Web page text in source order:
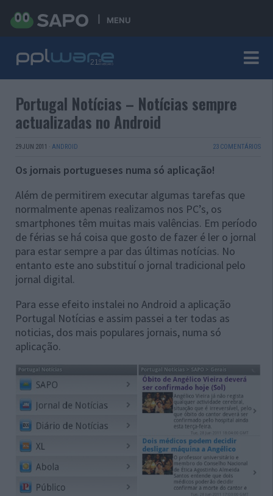
MENU
Portugal Notícias – Notícias sempre
actualizadas no Android
29 JUN 2011 · ANDROID 23 COMENTÁRIOS
Os jornais portugueses numa só aplicação!
Além de permitirem executar algumas tarefas que
normalmente apenas realizamos nos PC’s, os
smartphones têm muitas mais valências. Em período
de férias se há coisa que gosto de fazer é ler o jornal
para estar sempre a par das últimas notícias. No
entanto este ano substituí o jornal tradicional pelo
jornal digital.
Para esse efeito instalei no Android a aplicação
Portugal Notícias e assim passei a ter todas as
noticias, dos mais populares jornais, numa só
aplicação.